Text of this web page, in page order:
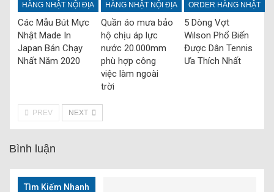
HÀNG NHẬT NỘI ĐỊA
Các Mẫu Bút Mực
Nhật Made In
Japan Bán Chạy
Nhất Năm 2020
HÀNG NHẬT NỘI ĐỊA
Quần áo mưa bảo
hộ chịu áp lực
nước 20.000mm
phù hợp công
việc làm ngoài
trời
ORDER HÀNG NHẬT
5 Dòng Vợt
Wilson Phổ Biến
Được Dân Tennis
Ưa Thích Nhất
PREV NEXT
Bình luận
Tìm Kiếm Nhanh